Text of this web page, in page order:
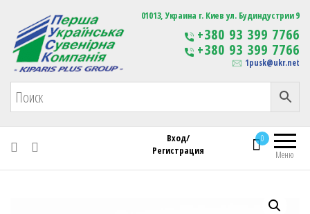
Первая Украинская Сувенирная Компания Изготовление
сувенирной продукции
с логотипом
01013, Украина г. Киев ул. Будиндустрии 9
+380 93 399 7766
+380 93 399 7766
1pusk@ukr.net
Меню
0
Вход/
Регистрация